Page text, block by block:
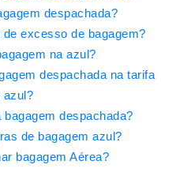
despachada?
excesso de bagagem?
na azul?
despachada na tarifa
azul?
despachada?
de bagagem azul?
bagagem Aérea?